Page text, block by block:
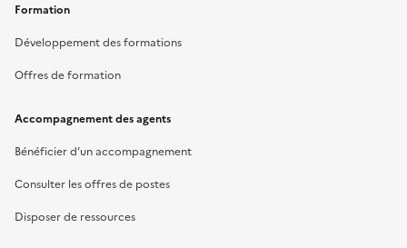
Formation
Développement des formations
Offres de formation
Accompagnement des agents
Bénéficier d’un accompagnement
Consulter les offres de postes
Disposer de ressources